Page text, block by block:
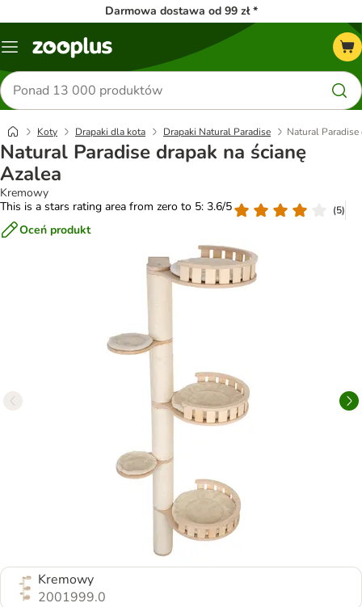
Darmowa dostawa od 99 zł *
Menu
Szukaj
produktów
Koty Drapaki dla kota Drapaki Natural Paradise Natural
Natural Paradise drapak na ścianę
Azalea
Kremowy
This is a stars rating area from zero to 5: 3.6/5
(5)
Oceń produkt
Kremowy
2001999.0